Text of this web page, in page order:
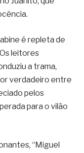
é repleta de
leitores
a trama,
verdadeiro entre
pelos
para o vilão
“Miguel